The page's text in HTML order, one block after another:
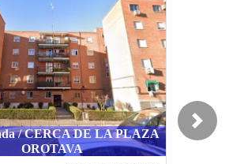
/ CERCA DE LA PLAZA
OROTAVA
Next